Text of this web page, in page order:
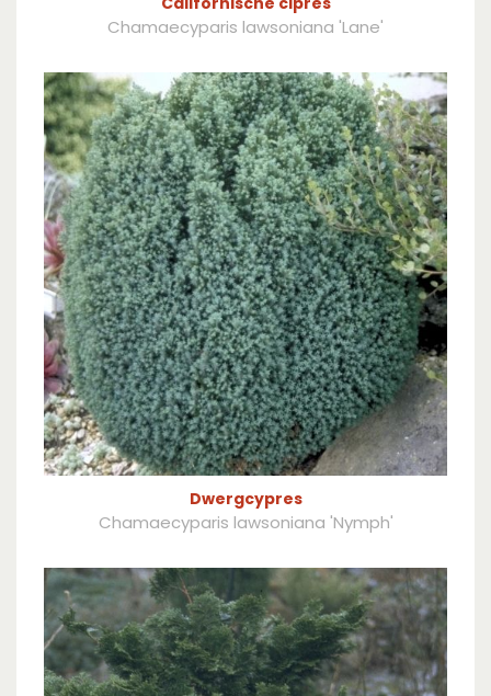
Chamaecyparis lawsoniana 'Lane'
Dwergcypres
Chamaecyparis lawsoniana 'Nymph'